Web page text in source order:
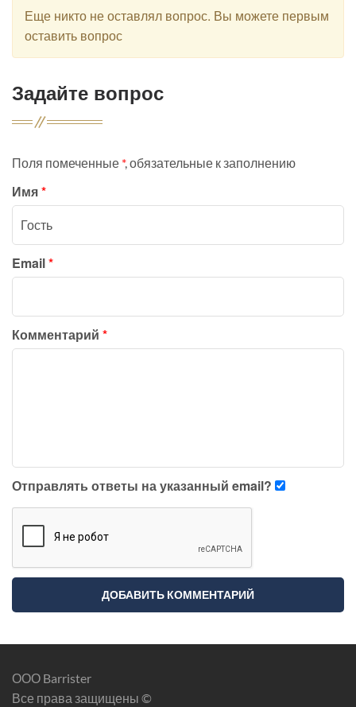
Еще никто не оставлял вопрос. Вы можете первым
оставить вопрос
Задайте вопрос
Поля помеченные *, обязательные к заполнению
Имя*
Email*
Комментарий *
Отправлять ответы на указанный email?
ООО Barrister
Все права защищены ©